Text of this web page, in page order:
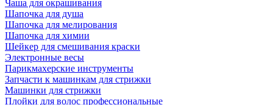
Чаша для окрашивания
Шапочка для душа
Шапочка для мелирования
Шапочка для химии
Шейкер для смешивания краски
Электронные весы
Парикмахерские инструменты
Запчасти к машинкам для стрижки
Машинки для стрижки
Плойки для волос профессиональные